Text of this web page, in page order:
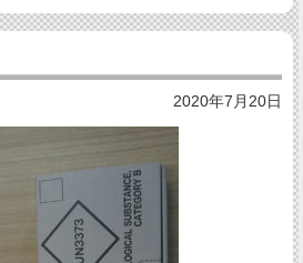
2020年7月20日